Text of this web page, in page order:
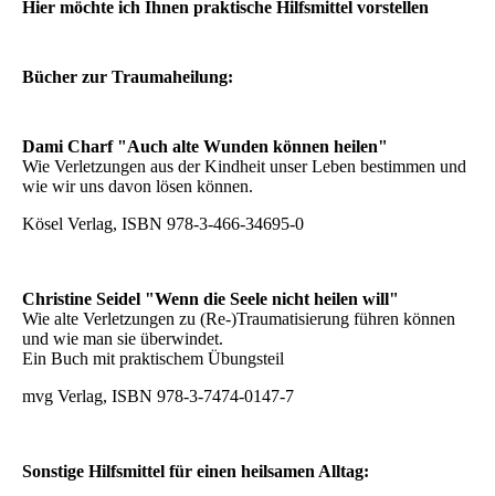
Hier möchte ich Ihnen praktische Hilfsmittel vorstellen
Bücher zur Traumaheilung:
Dami Charf "Auch alte Wunden können heilen"
Wie Verletzungen aus der Kindheit unser Leben bestimmen und
wie wir uns davon lösen können.
Kösel Verlag, ISBN 978-3-466-34695-0
Christine Seidel "Wenn die Seele nicht heilen will"
Wie alte Verletzungen zu (Re-)Traumatisierung führen können
und wie man sie überwindet.
Ein Buch mit praktischem Übungsteil
mvg Verlag, ISBN 978-3-7474-0147-7
Sonstige Hilfsmittel für einen heilsamen Alltag: